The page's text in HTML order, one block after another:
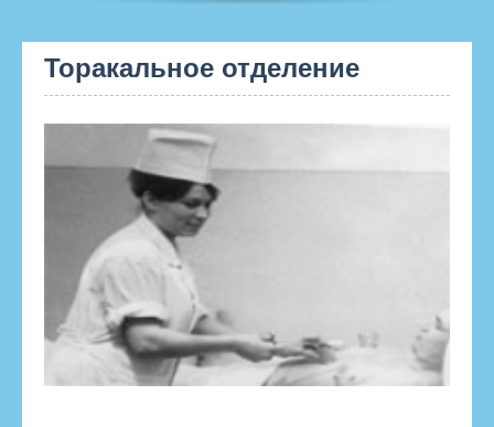
Торакальное отделение